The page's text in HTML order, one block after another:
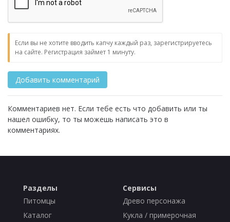
Если вы не хотите вводить капчу каждый раз, зарегистрируетесь
на сайте. Регистрация займет 1 минуту.
Комментариев нет. Если тебе есть что добавить или ты
нашел ошибку, то ты можешь написать это в
комментариях.
Разделы
Питомцы
Каталог
Сервисы
Древо персонажа
Кукла / примерочная